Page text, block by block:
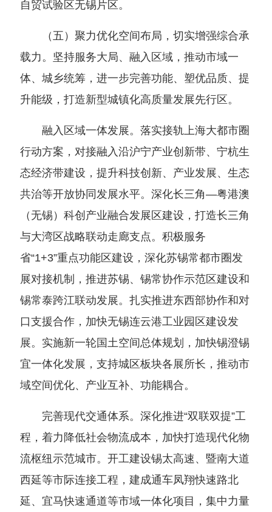
自贸试验区无锡片区。
（五）聚力优化空间布局，切实增强综合承
载力。坚持服务大局、融入区域，推动市域一
体、城乡统筹，进一步完善功能、塑优品质、提
升能级，打造新型城镇化高质量发展先行区。
融入区域一体发展。落实接轨上海大都市圈
行动方案，对接融入沿沪宁产业创新带、宁杭生
态经济带建设，提升科技创新、产业发展、生态
共治等开放协同发展水平。深化长三角—粤港澳
（无锡）科创产业融合发展区建设，打造长三角
与大湾区战略联动走廊支点。积极服务
省“1+3”重点功能区建设，深化苏锡常都市圈发
展对接机制，推进苏锡、锡常协作示范区建设和
锡常泰跨江联动发展。扎实推进东西部协作和对
口支援合作，加快无锡连云港工业园区建设发
展。实施新一轮国土空间总体规划，加快锡澄锡
宜一体化发展，支持城区板块各展所长，推动市
域空间优化、产业互补、功能耦合。
完善现代交通体系。深化推进“双联双提”工
程，着力降低社会物流成本，加快打造现代化物
流枢纽示范城市。开工建设锡太高速、暨南大道
西延等市际连接工程，建成通车凤翔快速路北
延、宜马快速通道等市域一体化项目，集中力量